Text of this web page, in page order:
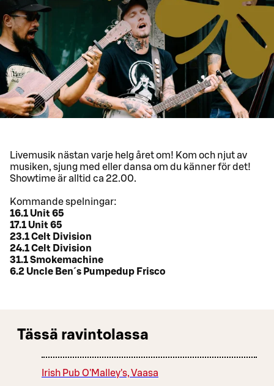
Livemusik nästan varje helg året om! Kom och njut av
musiken, sjung med eller dansa om du känner för det!
Showtime är alltid ca 22.00.
Kommande spelningar:
16.1 Unit 65
17.1 Unit 65
23.1 Celt Division
24.1 Celt Division
31.1 Smokemachine
6.2 Uncle Ben´s Pumpedup Frisco
Tässä ravintolassa
Irish Pub O'Malley's, Vaasa